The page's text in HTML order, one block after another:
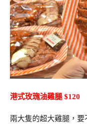
港式玫瑰油雞腿 $120
兩大隻的超大雞腿，